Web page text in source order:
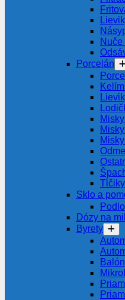
Nuče
Porcelán
Tĺčiky
Sklo a
Dózy na
Byrety